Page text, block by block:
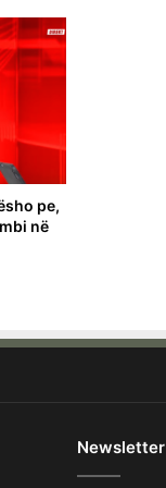
pe,
në
Newsletter